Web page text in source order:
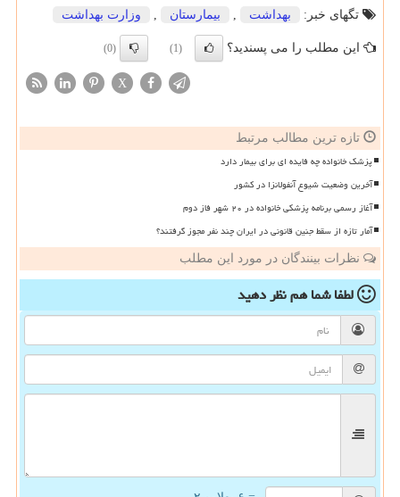
تگهای خبر:
بهداشت , بیمارستان , وزارت بهداشت
این مطلب را می پسندید؟ (1)
(0)
X
تازه ترین مطالب مرتبط
پزشک خانواده چه فایده ای برای بیمار دارد
آخرین وضعیت شیوع آنفولانزا در کشور
آغاز رسمی برنامه پزشکی خانواده در ۲۰ شهر فاز دوم
آمار تازه از سقط جنین قانونی در ایران چند نفر مجوز گرفتند؟
نظرات بینندگان در مورد این مطلب
لطفا شما همنظر دهید